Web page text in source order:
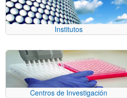
Institutos
Centros de Investigación